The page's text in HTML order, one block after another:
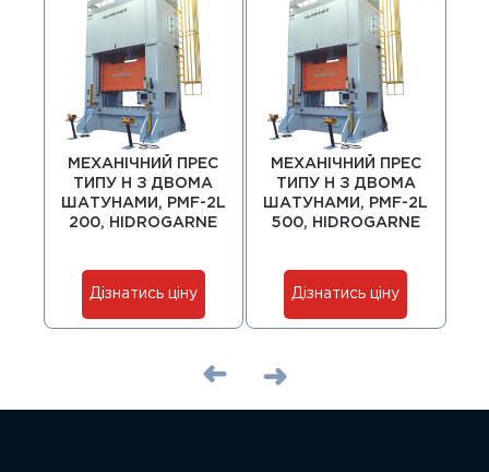
МЕХАНІЧНИЙ ПРЕС
ТИПУ H З ДВОМА
ШАТУНАМИ, PMF-2L
200, HIDROGARNE
Дізнатись ціну
МЕХАНІЧНИЙ ПРЕС
ТИПУ H З ДВОМА
ШАТУНАМИ, PMF-2L
500, HIDROGARNE
Дізнатись ціну